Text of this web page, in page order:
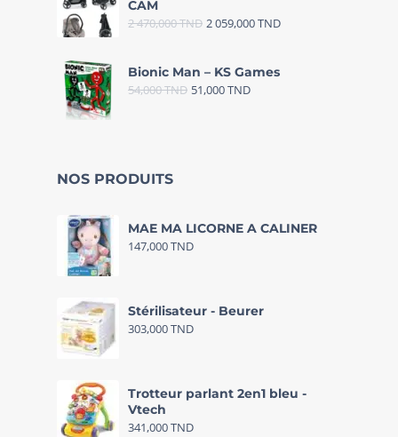
CAM
2 470,000TND 2 059,000TND
Bionic Man – KS Games
54,000TND 51,000TND
NOS PRODUITS
MAE MA LICORNE A CALINER
147,000TND
Stérilisateur - Beurer
303,000TND
Trotteur parlant 2en1 bleu -
Vtech
341,000TND